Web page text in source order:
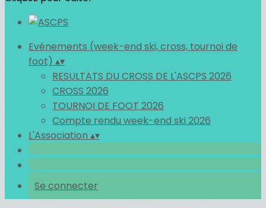
Evénements (week-end ski, cross, tournoi de
foot) ▴▾
RESULTATS DU CROSS DE L'ASCPS 2026
CROSS 2026
TOURNOI DE FOOT 2026
Compte rendu week-end ski 2026
L'Association ▴▾
Se connecter